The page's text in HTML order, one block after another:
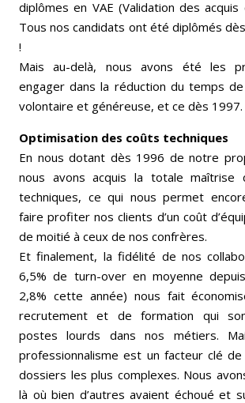
diplômes en VAE (Validation des acquis
Tous nos candidats ont été diplômés
!
Mais au-delà, nous avons été les
engager dans la réduction du temps
volontaire et généreuse, et ce dès 1997.
Optimisation des coûts techniques
En nous dotant dès 1996 de notre
nous avons acquis la totale maîtrise
techniques, ce qui nous permet
faire profiter nos clients d’un coût
de moitié à ceux de nos confrères.
Et finalement, la fidélité de nos
6,5% de turn-over en moyenne
2,8% cette année) nous fait
recrutement et de formation qui
postes lourds dans nos métiers.
professionnalisme est un facteur clé
dossiers les plus complexes. Nous
là où bien d’autres avaient échoué et